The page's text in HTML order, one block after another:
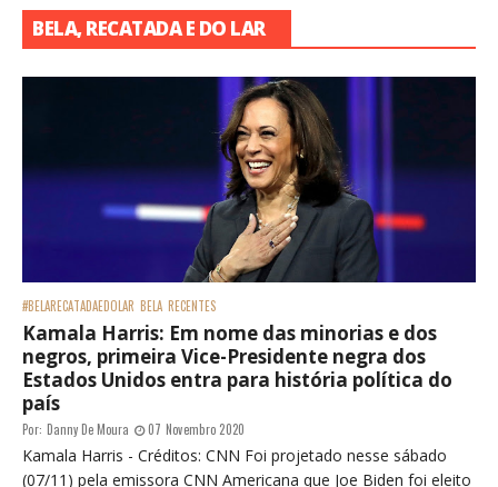
BELA, RECATADA E DO LAR
#BELARECATADAEDOLAR BELA RECENTES
Kamala Harris: Em nome das minorias e dos
negros, primeira Vice-Presidente negra dos
Estados Unidos entra para história política do
país
Por: Danny De Moura 07 Novembro 2020
Kamala Harris - Créditos: CNN Foi projetado nesse sábado
(07/11) pela emissora CNN Americana que Joe Biden foi eleito